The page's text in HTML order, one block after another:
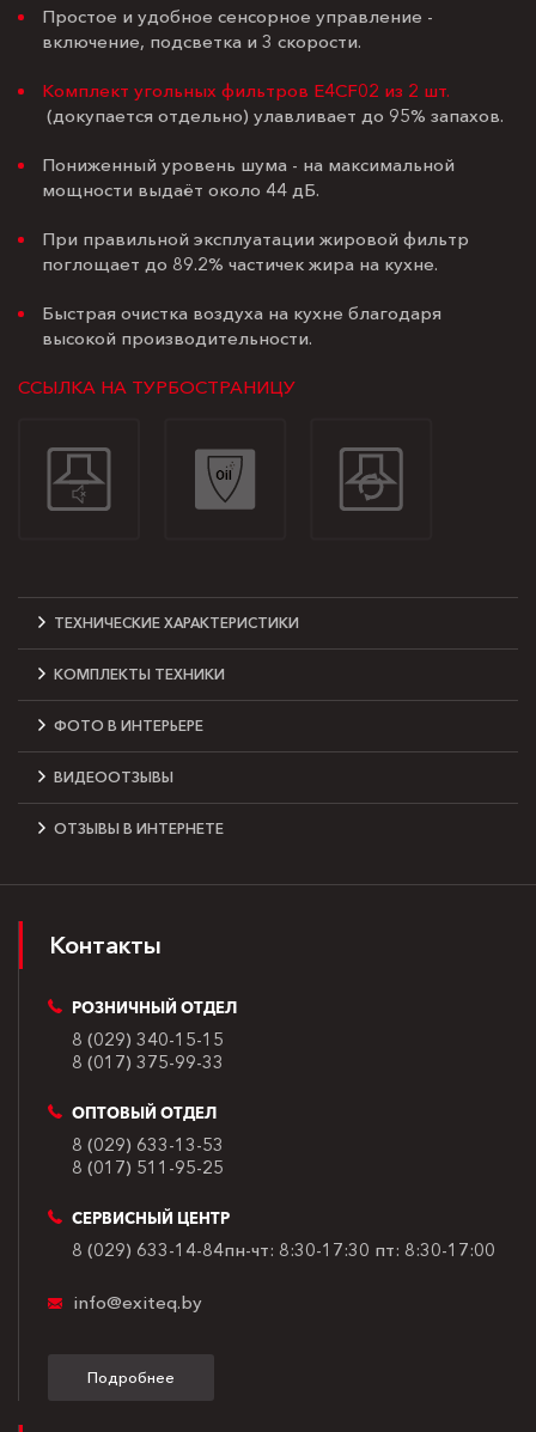
Простое и удобное сенсорное управление -
включение, подсветка и 3 скорости.
Комплект угольных фильтров E4CF02 из 2 шт.
(докупается отдельно) улавливает до 95% запахов.
Пониженный уровень шума - на максимальной
мощности выдаёт около 44 дБ.
При правильной эксплуатации жировой фильтр
поглощает до 89.2% частичек жира на кухне.
Быстрая очистка воздуха на кухне благодаря
высокой производительности.
ССЫЛКА НА ТУРБОСТРАНИЦУ
ТЕХНИЧЕСКИЕ ХАРАКТЕРИСТИКИ
КОМПЛЕКТЫ ТЕХНИКИ
ФОТО В ИНТЕРЬЕРЕ
ВИДЕООТЗЫВЫ
ОТЗЫВЫ В ИНТЕРНЕТЕ
Контакты
РОЗНИЧНЫЙ ОТДЕЛ
8 (029) 340-15-15
8 (017) 375-99-33
ОПТОВЫЙ ОТДЕЛ
8 (029) 633-13-53
8 (017) 511-95-25
СЕРВИСНЫЙ ЦЕНТР
8 (029) 633-14-84пн-чт: 8:30-17:30 пт: 8:30-17:00
info@exiteq.by
Подробнее